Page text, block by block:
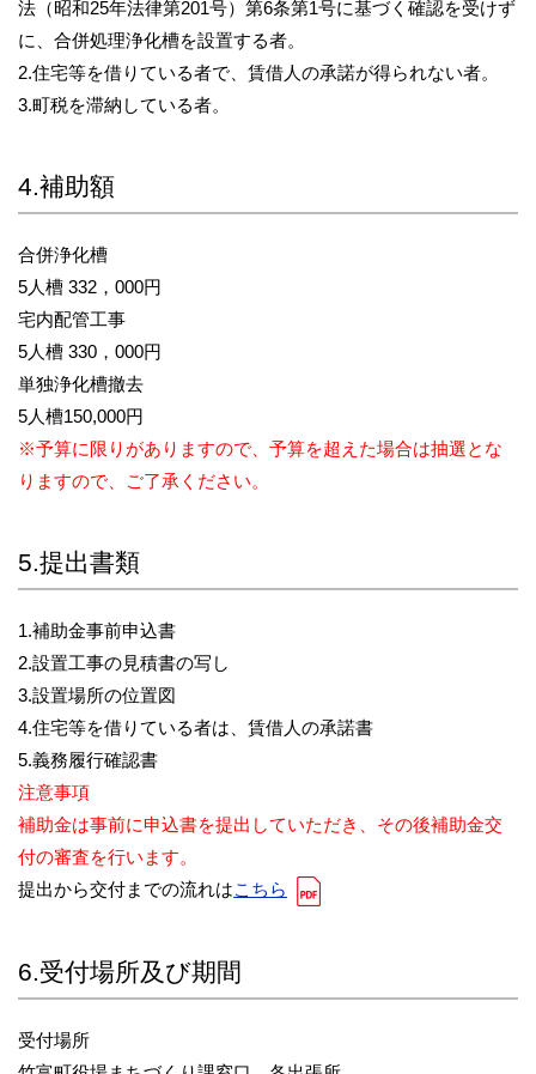
法（昭和25年法律第201号）第6条第1号に基づく確認を受けず
に、合併処理浄化槽を設置する者。
2.住宅等を借りている者で、賃借人の承諾が得られない者。
3.町税を滞納している者。
4.補助額
合併浄化槽
5人槽 332，000円
宅内配管工事
5人槽 330，000円
単独浄化槽撤去
5人槽150,000円
※予算に限りがありますので、予算を超えた場合は抽選とな
りますので、ご了承ください。
5.提出書類
1.補助金事前申込書
2.設置工事の見積書の写し
3.設置場所の位置図
4.住宅等を借りている者は、賃借人の承諾書
5.義務履行確認書
注意事項
補助金は事前に申込書を提出していただき、その後補助金交
付の審査を行います。
提出から交付までの流れはこちら
6.受付場所及び期間
受付場所